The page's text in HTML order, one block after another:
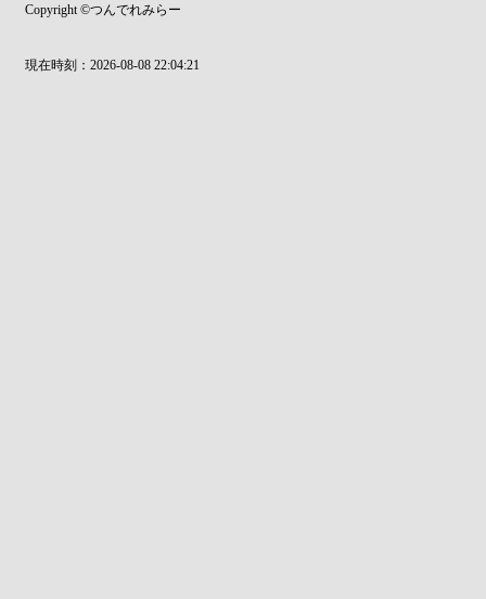
Copyright ©つんでれみらー
現在時刻：2026-08-08 22:04:21